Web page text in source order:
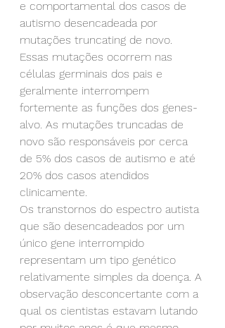
e comportamental dos casos de
autismo desencadeada por
mutações truncating de novo.
Essas mutações ocorrem nas
células germinais dos pais e
geralmente interrompem
fortemente as funções dos genes-
alvo. As mutações truncadas de
novo são responsáveis por cerca
de 5% dos casos de autismo e até
20% dos casos atendidos
clinicamente.
Os transtornos do espectro autista
que são desencadeados por um
único gene interrompido
representam um tipo genético
relativamente simples da doença. A
observação desconcertante com a
qual os cientistas estavam lutando